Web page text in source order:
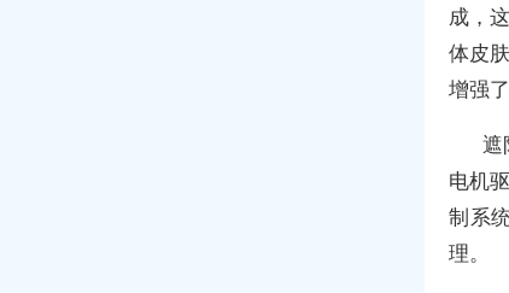
成，
体皮
增强
遮
电机
制系
理。